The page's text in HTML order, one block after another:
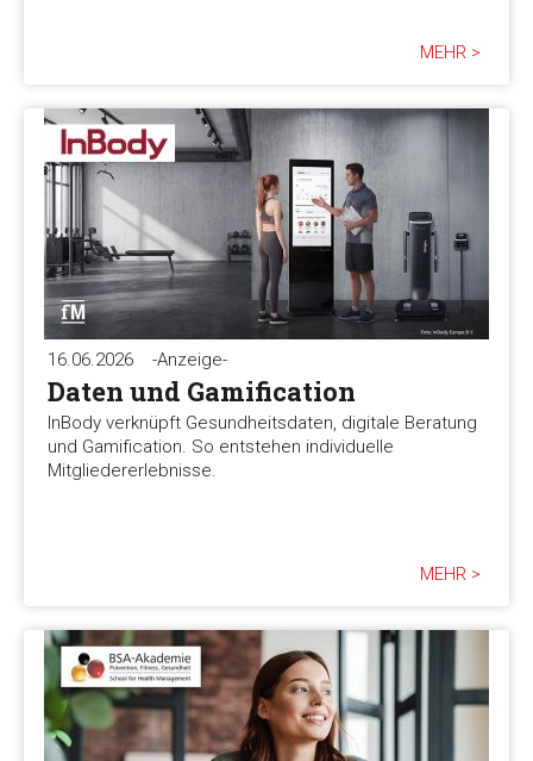
MEHR >
16.06.2026 -Anzeige-
Daten und Gamification
InBody verknüpft Gesundheitsdaten, digitale Beratung
und Gamification. So entstehen individuelle
Mitgliedererlebnisse.
MEHR >